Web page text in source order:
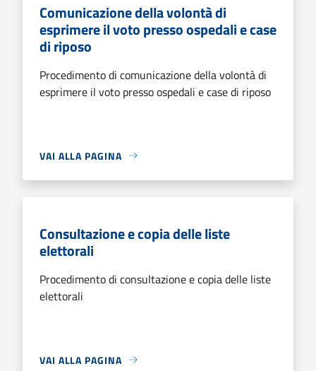
Comunicazione della volontà di
esprimere il voto presso ospedali e case
di riposo
Procedimento di comunicazione della volontà di
esprimere il voto presso ospedali e case di riposo
VAI ALLA PAGINA
Consultazione e copia delle liste
elettorali
Procedimento di consultazione e copia delle liste
elettorali
VAI ALLA PAGINA